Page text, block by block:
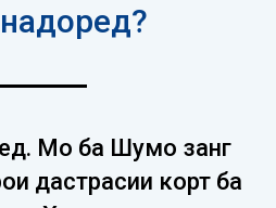
Мо ба Шумо занг
дастрасии корт ба